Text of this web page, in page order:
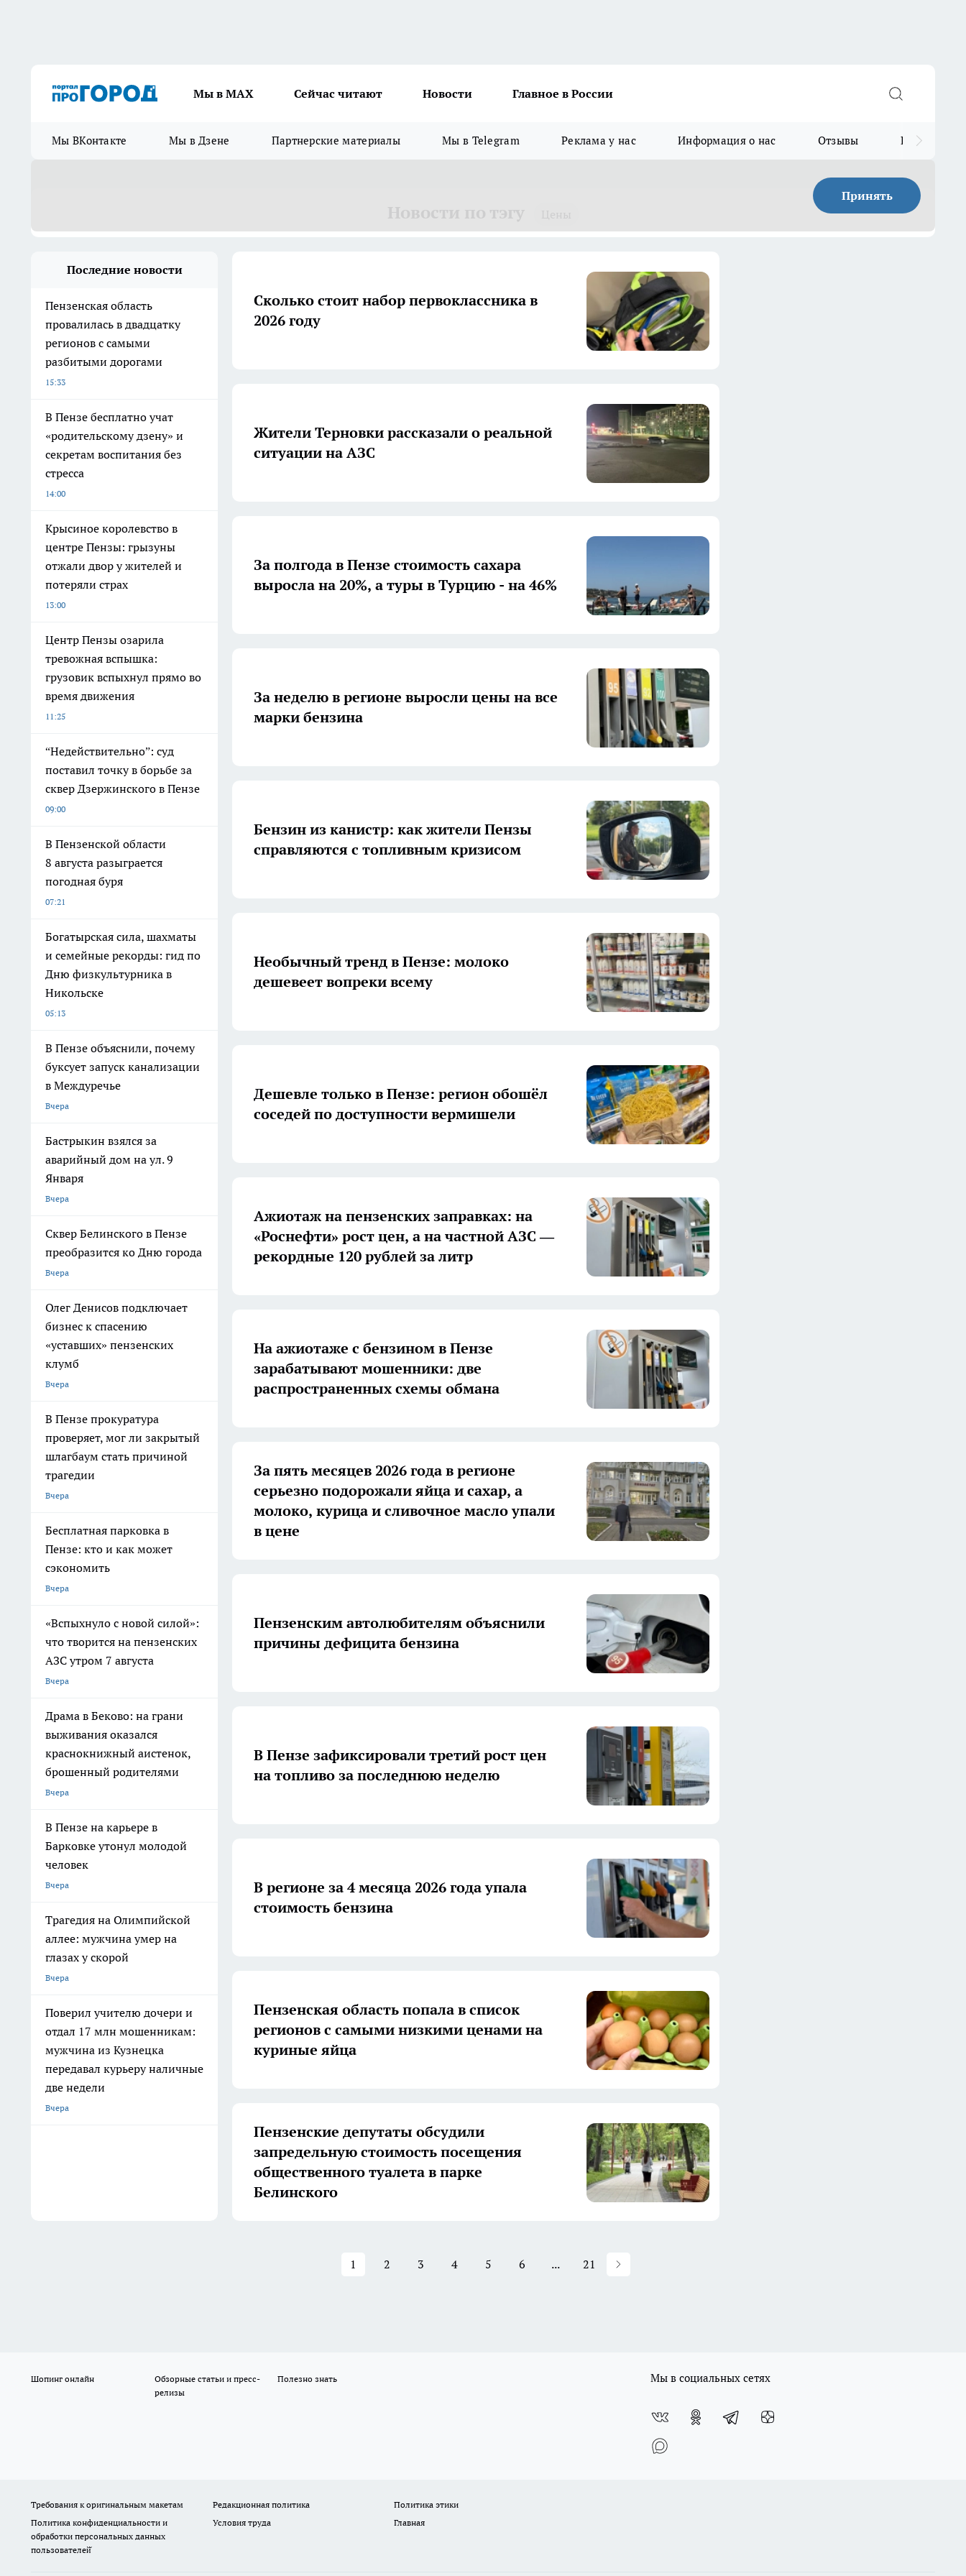
Мы в МАХ Сейчас читают Новости Главное в России
Мы ВКонтакте Мы в Дзене Партнерские материалы Мы в Telegram Реклама у нас Информация о нас Отзывы Прайс для
Принять
Последние новости
Пензенская область
провалилась в двадцатку
регионов с самыми
разбитыми дорогами
15:33
В Пензе бесплатно учат
«родительскому дзену» и
секретам воспитания без
стресса
14:00
Крысиное королевство в
центре Пензы: грызуны
отжали двор у жителей и
потеряли страх
13:00
Центр Пензы озарила
тревожная вспышка:
грузовик вспыхнул прямо во
время движения
11:25
“Недействительно”: суд
поставил точку в борьбе за
сквер Дзержинского в Пензе
09:00
В Пензенской области
8 августа разыграется
погодная буря
07:21
Богатырская сила, шахматы
и семейные рекорды: гид по
Дню физкультурника в
Никольске
05:13
В Пензе объяснили, почему
буксует запуск канализации
в Междуречье
Вчера
Бастрыкин взялся за
аварийный дом на ул. 9
Января
Вчера
Сквер Белинского в Пензе
преобразится ко Дню города
Вчера
Олег Денисов подключает
бизнес к спасению
«уставших» пензенских
клумб
Вчера
В Пензе прокуратура
проверяет, мог ли закрытый
шлагбаум стать причиной
трагедии
Вчера
Бесплатная парковка в
Пензе: кто и как может
сэкономить
Вчера
«Вспыхнуло с новой силой»:
что творится на пензенских
АЗС утром 7 августа
Вчера
Драма в Беково: на грани
выживания оказался
краснокнижный аистенок,
брошенный родителями
Вчера
В Пензе на карьере в
Барковке утонул молодой
человек
Вчера
Трагедия на Олимпийской
аллее: мужчина умер на
глазах у скорой
Вчера
Поверил учителю дочери и
отдал 17 млн мошенникам:
мужчина из Кузнецка
передавал курьеру наличные
две недели
Вчера
Сколько стоит набор первоклассника в
2026 году
Жители Терновки рассказали о реальной
ситуации на АЗС
За полгода в Пензе стоимость сахара
выросла на 20%, а туры в Турцию - на 46%
За неделю в регионе выросли цены на все
марки бензина
Бензин из канистр: как жители Пензы
справляются с топливным кризисом
Необычный тренд в Пензе: молоко
дешевеет вопреки всему
Дешевле только в Пензе: регион обошёл
соседей по доступности вермишели
Ажиотаж на пензенских заправках: на
«Роснефти» рост цен, а на частной АЗС —
рекордные 120 рублей за литр
На ажиотаже с бензином в Пензе
зарабатывают мошенники: две
распространенных схемы обмана
За пять месяцев 2026 года в регионе
серьезно подорожали яйца и сахар, а
молоко, курица и сливочное масло упали
в цене
Пензенским автолюбителям объяснили
причины дефицита бензина
В Пензе зафиксировали третий рост цен
на топливо за последнюю неделю
В регионе за 4 месяца 2026 года упала
стоимость бензина
Пензенская область попала в список
регионов с самыми низкими ценами на
куриные яйца
Пензенские депутаты обсудили
запредельную стоимость посещения
общественного туалета в парке
Белинского
1 2 3 4 5 6 ... 21
Шопинг онлайн
Обзорные статьи и пресс-
релизы
Полезно знать Мы в социальных сетях
Требования к оригинальным макетам Редакционная политика
Политика этики
Политика конфиденциальности и
обработки персональных данных
пользователей̆
Условия труда Главная